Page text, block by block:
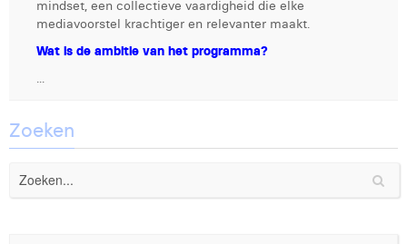
Dhan Claes
Diane Tremouroux
Elio Civalleri
Floriane Defacqz
Digital Business Intern
mindset, een collectieve vaardigheid die elke
mediavoorstel krachtiger en relevanter maakt.
Wat is de ambitie van het programma?
...
Zoeken